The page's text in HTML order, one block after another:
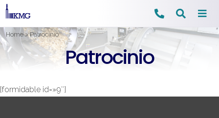
Ir
al
contenido
Home>Patrocinio
Patrocinio
[formidable id=»9″]